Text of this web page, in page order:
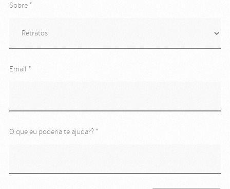
Sobre *
Email *
O que eu poderia te ajudar? *